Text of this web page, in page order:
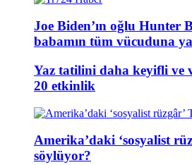
Joe Biden’ın oğlu Hunter
babamın tüm vücuduna
Yaz tatilini daha keyifli ve
20 etkinlik
Amerika’daki ‘sosyalist
söylüyor?